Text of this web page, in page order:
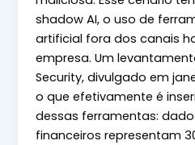
shadow AI, o uso de
artificial fora dos canais
empresa. Um
Security, divulgado em
o que efetivamente é
dessas ferramentas:
financeiros representam